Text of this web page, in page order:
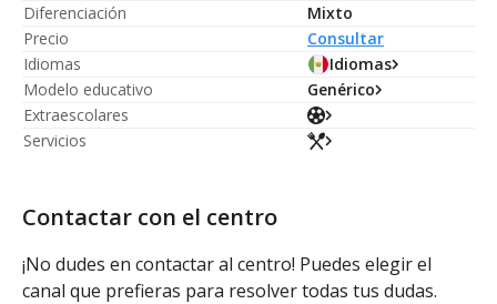
Diferenciación
Mixto
Precio
Consultar
Idiomas
Idiomas
Modelo educativo
Genérico
Extraescolares
Servicios
Contactar con el centro
¡No dudes en contactar al centro! Puedes elegir el
canal que prefieras para resolver todas tus dudas.